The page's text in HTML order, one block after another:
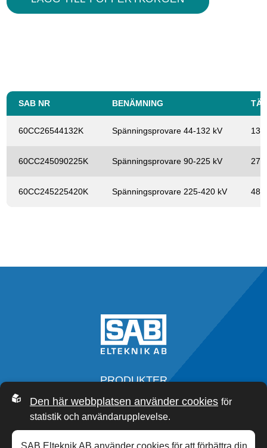
SAB NR BENÄMNING
60CC26544132K Spänningsprovare 44-132 kV
60CC245090225K Spänningsprovare 90-225 kV 27
60CC245225420K Spänningsprovare 225-420 kV 48
PRODUKTER
SERVICE
OM OSS
SAB ACADEMY
NYHETER
Den här webbplatsen använder cookies för
statistik och användarupplevelse.
SAB Elteknik AB använder cookies för att förbättra din